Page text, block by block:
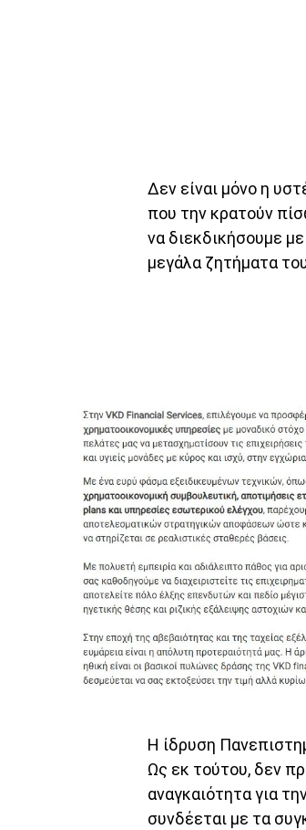
Δεν είναι μόνο η
που την κρατούν
να διεκδικήσουμε
μεγάλα ζητήματα
Η ίδρυση
Ως εκ τούτου, δεν
αναγκαιότητα για
συνδέεται με τα